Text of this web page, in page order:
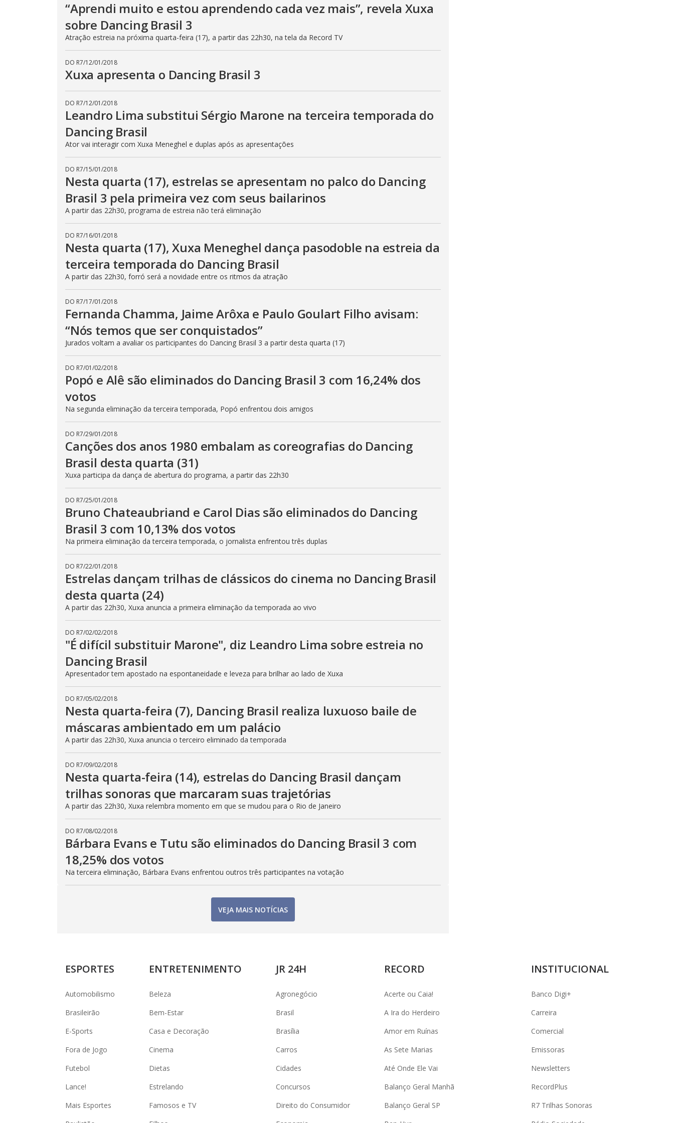
i
d
e
o
“Aprendi muito e estou aprendendo cada vez mais”, revela Xuxa
sobre Dancing Brasil 3
Atração estreia na próxima quarta-feira (17), a partir das 22h30, na tela da Record TV
DO R7/12/01/2018
Xuxa apresenta o Dancing Brasil 3
DO R7/12/01/2018
Leandro Lima substitui Sérgio Marone na terceira temporada do
Dancing Brasil
Ator vai interagir com Xuxa Meneghel e duplas após as apresentações
DO R7/15/01/2018
Nesta quarta (17), estrelas se apresentam no palco do Dancing
Brasil 3 pela primeira vez com seus bailarinos
A partir das 22h30, programa de estreia não terá eliminação
DO R7/16/01/2018
Nesta quarta (17), Xuxa Meneghel dança pasodoble na estreia da
terceira temporada do Dancing Brasil
A partir das 22h30, forró será a novidade entre os ritmos da atração
DO R7/17/01/2018
Fernanda Chamma, Jaime Arôxa e Paulo Goulart Filho avisam:
“Nós temos que ser conquistados”
Jurados voltam a avaliar os participantes do Dancing Brasil 3 a partir desta quarta (17)
DO R7/01/02/2018
Popó e Alê são eliminados do Dancing Brasil 3 com 16,24% dos
votos
Na segunda eliminação da terceira temporada, Popó enfrentou dois amigos
DO R7/29/01/2018
Canções dos anos 1980 embalam as coreografias do Dancing
Brasil desta quarta (31)
Xuxa participa da dança de abertura do programa, a partir das 22h30
DO R7/25/01/2018
Bruno Chateaubriand e Carol Dias são eliminados do Dancing
Brasil 3 com 10,13% dos votos
Na primeira eliminação da terceira temporada, o jornalista enfrentou três duplas
DO R7/22/01/2018
Estrelas dançam trilhas de clássicos do cinema no Dancing Brasil
desta quarta (24)
A partir das 22h30, Xuxa anuncia a primeira eliminação da temporada ao vivo
DO R7/02/02/2018
"É difícil substituir Marone", diz Leandro Lima sobre estreia no
Dancing Brasil
Apresentador tem apostado na espontaneidade e leveza para brilhar ao lado de Xuxa
DO R7/05/02/2018
Nesta quarta-feira (7), Dancing Brasil realiza luxuoso baile de
máscaras ambientado em um palácio
A partir das 22h30, Xuxa anuncia o terceiro eliminado da temporada
DO R7/09/02/2018
Nesta quarta-feira (14), estrelas do Dancing Brasil dançam
trilhas sonoras que marcaram suas trajetórias
A partir das 22h30, Xuxa relembra momento em que se mudou para o Rio de Janeiro
DO R7/08/02/2018
Bárbara Evans e Tutu são eliminados do Dancing Brasil 3 com
18,25% dos votos
Na terceira eliminação, Bárbara Evans enfrentou outros três participantes na votação
VEJA MAIS NOTÍCIAS
ESPORTES
Automobilismo
Brasileirão
E-Sports
Fora de Jogo
Futebol
Lance!
Mais Esportes
ENTRETENIMENTO
Beleza
Bem-Estar
Casa e Decoração
Cinema
Dietas
Estrelando
Famosos e TV
JR 24H
Agronegócio
Brasil
Brasília
Carros
Cidades
Concursos
Direito do Consumidor
RECORD
Acerte ou Caia!
A Ira do Herdeiro
Amor em Ruínas
As Sete Marias
Até Onde Ele Vai
Balanço Geral Manhã
Balanço Geral SP
INSTITUCIONAL
Banco Digi+
Carreira
Comercial
Emissoras
Newsletters
RecordPlus
R7 Trilhas Sonoras